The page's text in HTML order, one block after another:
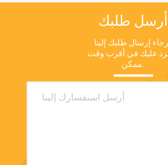
أرسل طلبك
ممكن.